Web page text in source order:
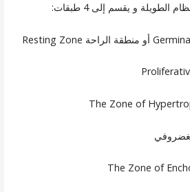
و يقسم إلى 4 طبقات: